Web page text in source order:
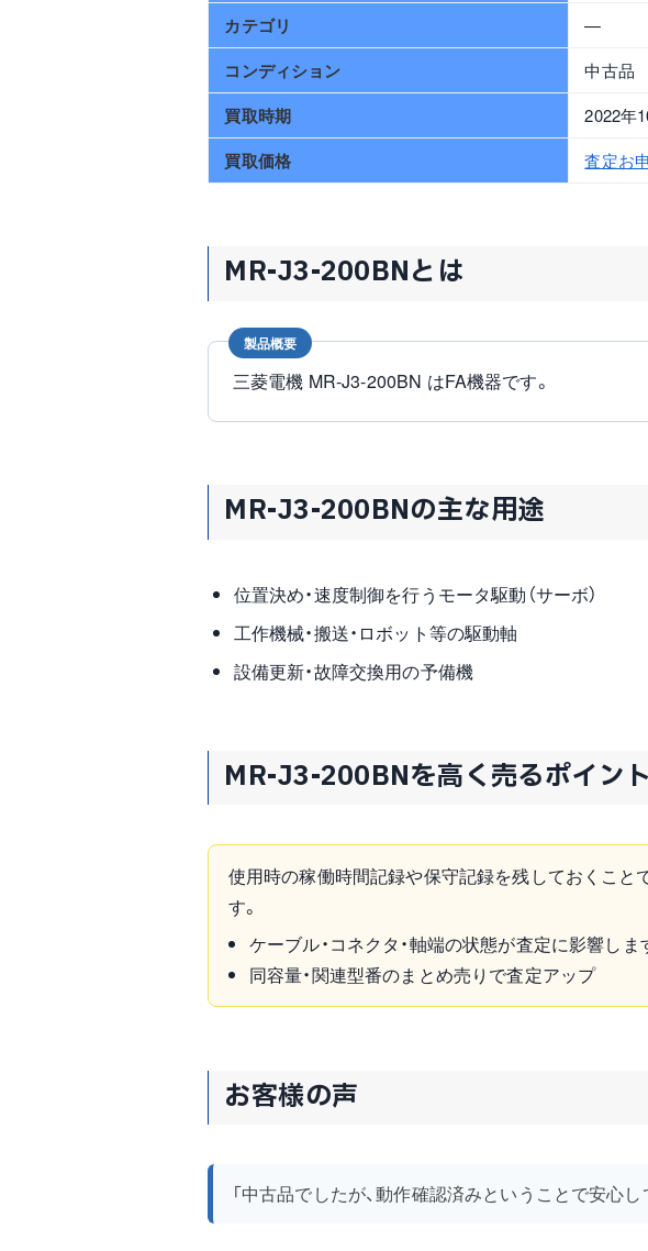
カテゴリ —
コンディション 中古品
買取時期 2022年
買取価格 査定お
MR-J3-200BNとは
製品概要
三菱電機 MR-J3-200BN はFA機器です。
MR-J3-200BNの主な用途
位置決め・速度制御を行うモータ駆動（サーボ）
工作機械・搬送・ロボット等の駆動軸
設備更新・故障交換用の予備機
MR-J3-200BNを高く売るポイント
使用時の稼働時間記録や保守記録を残しておくこと
す。
ケーブル・コネクタ・軸端の状態が査定に影響しま
同容量・関連型番のまとめ売りで査定アップ
お客様の声
「中古品でしたが、動作確認済みということで安心